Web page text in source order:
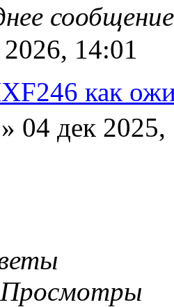
14:01
как
» 04 дек
Просмотры